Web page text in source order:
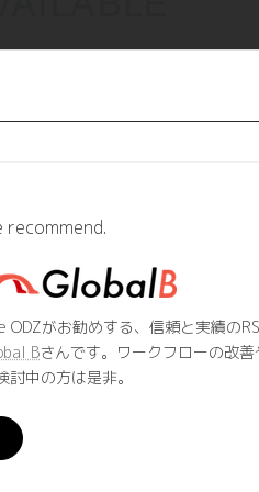
recommend.
ODZがお勧めする、信頼と実績のRS
Bさんです。ワークフローの改善
討中の方は是非。